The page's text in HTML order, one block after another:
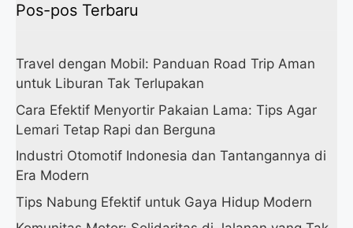
Pos-pos Terbaru
Travel dengan Mobil: Panduan Road Trip Aman
untuk Liburan Tak Terlupakan
Cara Efektif Menyortir Pakaian Lama: Tips Agar
Lemari Tetap Rapi dan Berguna
Industri Otomotif Indonesia dan Tantangannya di
Era Modern
Tips Nabung Efektif untuk Gaya Hidup Modern